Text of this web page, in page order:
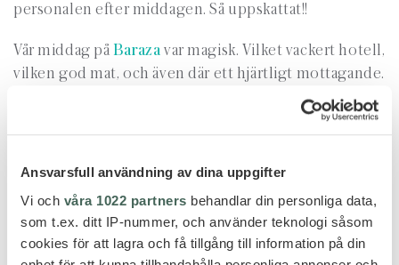
Ansvarsfull användning av dina uppgifter
Vi och våra 1022 partners behandlar din personliga data,
som t.ex. ditt IP-nummer, och använder teknologi såsom
cookies för att lagra och få tillgång till information på din
personalen efter middagen. Så uppskattat!!
Vår middag på Baraza var magisk. Vilket vackert hotell,
vilken god mat, och även där ett hjärtligt mottagande.
Oh, you are from Breezes - we are very happy to
welcome you. Vi kände oss så väl omhändertagna den
Väl hemma på Breezes så kändes det ändå så rätt att vi
valde att bo där. Lite mysigare, lite mer liv och rörelse,
passar helt enkelt oss bättre som kanske inte sitter
som tända ljus hela tiden utan skojar och stojar lite.